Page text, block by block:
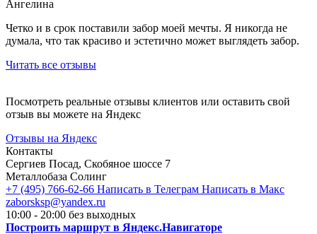
Ангелина
Четко и в срок поставили забор моей мечты. Я никогда не
думала, что так красиво и эстетично может выглядеть забор.
Читать все отзывы
Посмотреть реальные отзывы клиентов или оставить свой
отзыв вы можете на Яндекс
Отзывы на Яндекс
Контакты
Сергиев Посад, Скобяное шоссе 7
Металлобаза Солинг
+7 (495) 766-62-66 Написать в Телеграм Написать в Макс
zaborsksp@yandex.ru
10:00 - 20:00 без выходных
Построить маршрут в Яндекс.Навигаторе